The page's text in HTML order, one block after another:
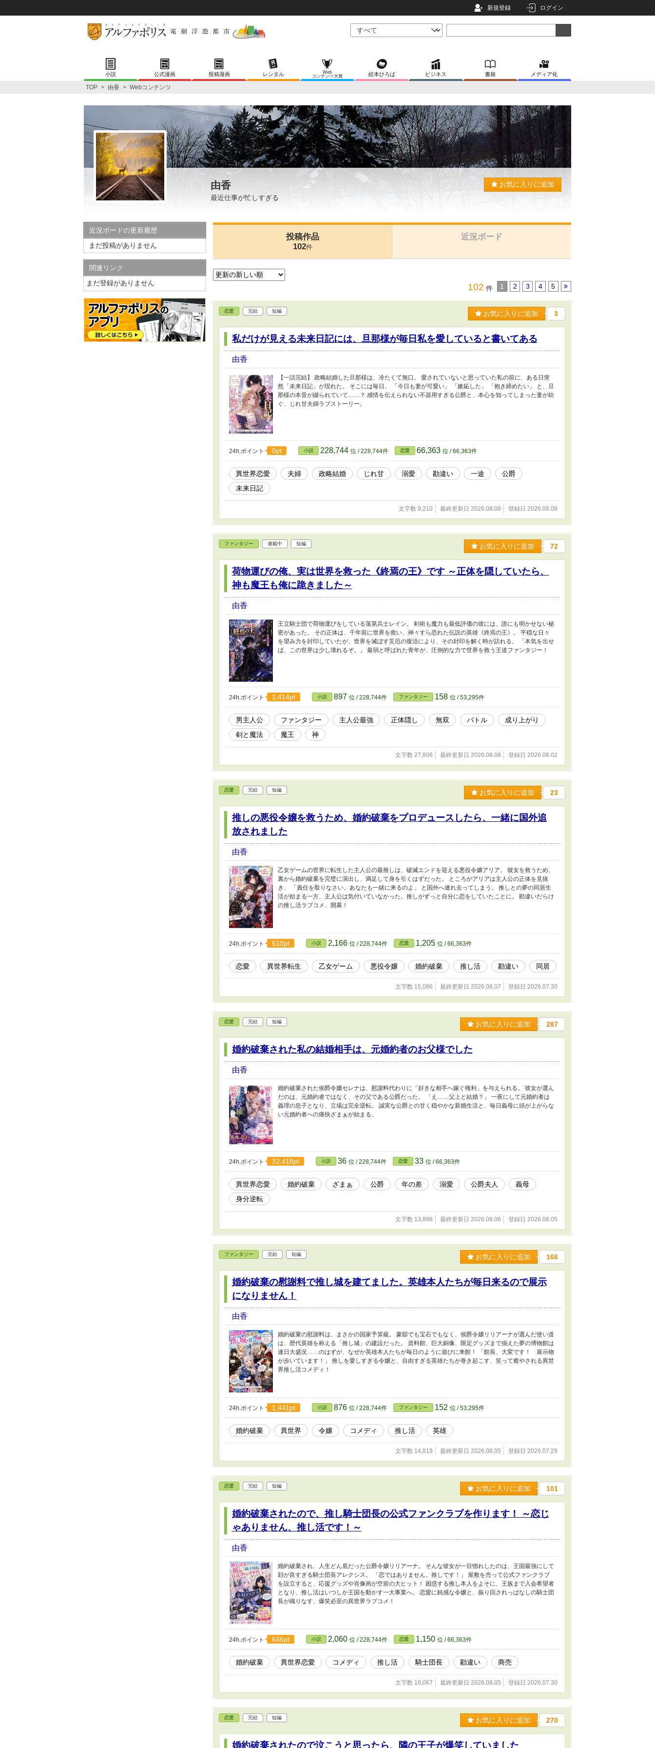
新規登録 ログイン
小説 公式漫画 投稿漫画 レンタル
Web
コンテンツ大賞
絵本ひろば ビジネス 書籍 メディア化
TOP > 由香 > Webコンテンツ
由香
最近仕事が忙しすぎる
お気に入りに追加
投稿作品
102件
近況ボード
102 件 1 2 3 4 5
恋愛 完結 短編 お気に入りに追加 3
私だけが見える未来日記には、旦那様が毎日私を愛していると書いてある
由香
【一話完結】 政略結婚した旦那様は、冷たくて無口。 愛されていないと思っていた私の前に、ある日突
然「未来日記」が現れた。 そこには毎日、 「今日も妻が可愛い」 「嫉妬した」 「抱き締めたい」 と、旦
那様の本音が綴られていて……？ 感情を伝えられない不器用すぎる公爵と、本心を知ってしまった妻が紡
ぐ、じれ甘夫婦ラブストーリー。
24h.ポイント 0pt 小説 228,744 位 / 228,744件 恋愛 66,363 位 / 66,363件
異世界恋愛 夫婦 政略結婚 じれ甘 溺愛 勘違い 一途
公爵
未来日記
文字数 9,210 最終更新日 2026.08.08 登録日 2026.08.08
ファンタジー 連載中 短編 お気に入りに追加 72
荷物運びの俺、実は世界を救った《終焉の王》です ～正体を隠していたら、
神も魔王も俺に跪きました～
由香
王立騎士団で荷物運びをしている落第兵士レイン。 剣術も魔力も最低評価の彼には、誰にも明かせない秘
密があった。 その正体は、千年前に世界を救い、神々すら恐れた伝説の英雄《終焉の王》。 平穏な日々
を望み力を封印していたが、世界を滅ぼす災厄の復活により、その封印を解く時が訪れる。 「本気を出せ
ば、この世界は少し壊れるぞ。」 最弱と呼ばれた青年が、圧倒的な力で世界を救う王道ファンタジー！
24h.ポイント 1,414pt 小説 897 位 / 228,744件 ファンタジー 158 位 / 53,295件
男主人公 ファンタジー 主人公最強 正体隠し 無双 バトル
成り上がり
剣と魔法
魔王 神
文字数 27,806 最終更新日 2026.08.08 登録日 2026.08.02
恋愛 完結 短編 お気に入りに追加 23
推しの悪役令嬢を救うため、婚約破棄をプロデュースしたら、一緒に国外追
放されました
由香
乙女ゲームの世界に転生した主人公の最推しは、破滅エンドを迎える悪役令嬢アリア。 彼女を救うため、
裏から婚約破棄を完璧に演出し、満足して身を引くはずだった。 ところがアリアは主人公の正体を見抜
き、 「責任を取りなさい。あなたも一緒に来るのよ」 と国外へ連れ去ってしまう。 推しとの夢の同居生
活が始まる一方、主人公は気付いていなかった。推しがずっと自分に恋をしていたことに。 勘違いだらけ
の推し活ラブコメ、開幕！
24h.ポイント 610pt 小説 2,166 位 / 228,744件 恋愛 1,205 位 / 66,363件
恋愛 異世界転生 乙女ゲーム 悪役令嬢 婚約破棄 推し活 勘違い 同居
文字数 15,086 最終更新日 2026.08.07 登録日 2026.07.30
恋愛 完結 短編 お気に入りに追加 287
婚約破棄された私の結婚相手は、元婚約者のお父様でした
由香
婚約破棄された侯爵令嬢セレナは、慰謝料代わりに「好きな相手へ嫁ぐ権利」を与えられる。 彼女が選ん
だのは、元婚約者ではなく、その父である公爵だった。 「え……父上と結婚？」 一夜にして元婚約者は
義理の息子となり、立場は完全逆転。 誠実な公爵との甘く穏やかな新婚生活と、毎日義母に頭が上がらな
い元婚約者への痛快ざまぁが始まる。
24h.ポイント 32,418pt 小説 36 位 / 228,744件 恋愛 33 位 / 66,363件
異世界恋愛 婚約破棄 ざまぁ 公爵 年の差 溺愛 公爵夫人
義母
身分逆転
文字数 13,898 最終更新日 2026.08.06 登録日 2026.08.05
ファンタジー 完結 短編 お気に入りに追加 166
婚約破棄の慰謝料で推し城を建てました。英雄本人たちが毎日来るので展示
になりません！
由香
婚約破棄の慰謝料は、まさかの国家予算級。 豪邸でも宝石でもなく、侯爵令嬢リリアーナが選んだ使い道
は、歴代英雄を称える「推し城」の建設だった。 資料館、巨大銅像、限定グッズまで揃えた夢の博物館は
連日大盛況……のはずが、なぜか英雄本人たちが毎日のように遊びに来館！ 「館長、大変です！ 展示物
が歩いています！」 推しを愛しすぎる令嬢と、自由すぎる英雄たちが巻き起こす、笑って癒やされる異世
界推し活コメディ！
24h.ポイント 1,441pt 小説 876 位 / 228,744件 ファンタジー 152 位 / 53,295件
婚約破棄 異世界 令嬢 コメディ 推し活 英雄
文字数 14,819 最終更新日 2026.08.05 登録日 2026.07.29
恋愛 完結 短編 お気に入りに追加 101
婚約破棄されたので、推し騎士団長の公式ファンクラブを作ります！ ～恋じ
ゃありません、推し活です！～
由香
婚約破棄され、人生どん底だった公爵令嬢リリアーナ。 そんな彼女が一目惚れしたのは、王国最強にして
顔が良すぎる騎士団長アレクシス。 「恋ではありません。推しです！」 屋敷を売って公式ファンクラブ
を設立すると、応援グッズや肖像画が空前の大ヒット！ 困惑する推し本人をよそに、王族まで入会希望者
となり、推し活はいつしか王国を動かす一大事業へ。 恋愛に鈍感な令嬢と、振り回されっぱなしの騎士団
長が織りなす、爆笑必至の異世界ラブコメ！
24h.ポイント 646pt 小説 2,060 位 / 228,744件 恋愛 1,150 位 / 66,363件
婚約破棄 異世界恋愛 コメディ 推し活 騎士団長 勘違い 商売
文字数 16,067 最終更新日 2026.08.05 登録日 2026.07.30
恋愛 完結 短編 お気に入りに追加 270
婚約破棄されたので泣こうと思ったら、隣の王子が爆笑していました
近況ボードの更新履歴
まだ投稿がありません
関連リンク
まだ登録がありません